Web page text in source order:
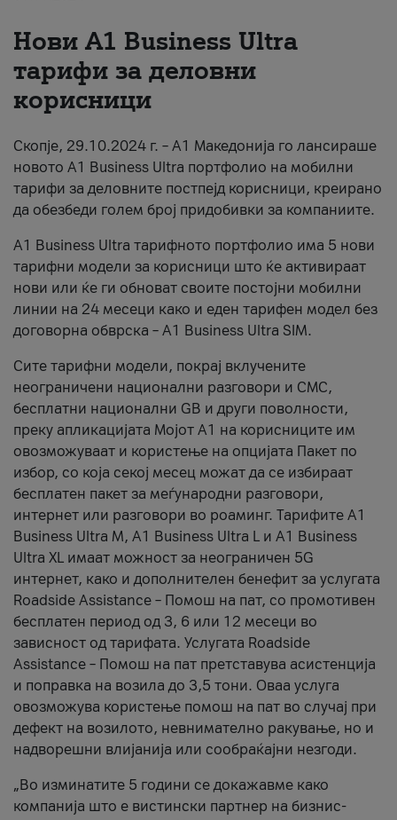
За нас
#ПодобарОнлајн
Нови А1 Business Ultra
тарифи за деловни
корисници
Скопје, 29.10.2024 г. – А1 Македонија го лансираше
новото А1 Business Ultra портфолио на мобилни
тарифи за деловните постпејд корисници, креирано
да обезбеди голем број придобивки за компаниите.
A1 Business Ultra тарифното портфолио има 5 нови
тарифни модели за корисници што ќе активираат
нови или ќе ги обноват своите постојни мобилни
линии на 24 месеци како и еден тарифен модел без
договорна обврска – A1 Business Ultra SIM.
Сите тарифни модели, покрај вклучените
неограничени национални разговори и СМС,
бесплатни национални GB и други поволности,
преку апликацијата Мојот А1 на корисниците им
овозможуваат и користење на опцијата Пакет по
избор, со која секој месец можат да се избираат
бесплатен пакет за меѓународни разговори,
интернет или разговори во роаминг. Тарифите A1
Business Ultra M, A1 Business Ultra L и A1 Business
Ultra XL имаат можност за неограничен 5G
интернет, како и дополнителен бенефит за услугата
Roadside Assistance – Помош на пат, со промотивен
бесплатен период од 3, 6 или 12 месеци во
зависност од тарифата. Услугата Roadside
Assistance – Помош на пат претставува асистенција
и поправка на возила до 3,5 тони. Оваа услуга
овозможува користење помош на пат во случај при
дефект на возилото, невнимателно ракување, но и
надворешни влијанија или сообраќајни незгоди.
„Во изминатите 5 години се докажавме како
компанија што е вистински партнер на бизнис-